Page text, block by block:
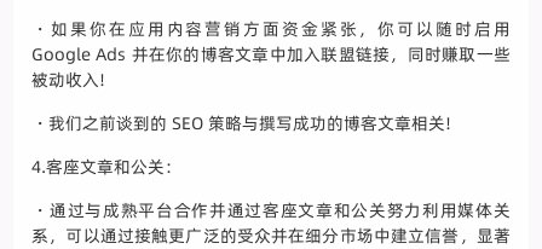
・如果你在应用内容营销方面资金紧张，你可以随时启用
Google Ads 并在你的博客文章中加入联盟链接，同时赚取一些
被动收入!
・我们之前谈到的 SEO 策略与撰写成功的博客文章相关!
4.客座文章和公关：
・通过与成熟平台合作并通过客座文章和公关努力利用媒体关
系，可以通过接触更广泛的受众并在细分市场中建立信誉，显著